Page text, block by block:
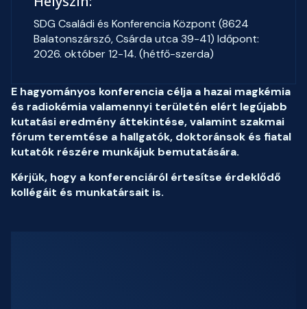
SDG Családi és Konferencia Központ (8624
Balatonszárszó, Csárda utca 39-41) Időpont:
2026. október 12-14. (hétfő-szerda)
E hagyományos konferencia célja a hazai magkémia
és radiokémia valamennyi területén elért legújabb
kutatási eredmény áttekintése, valamint szakmai
fórum teremtése a hallgatók, doktoránsok és fiatal
kutatók részére munkájuk bemutatására.
Kérjük, hogy a konferenciáról értesítse érdeklődő
kollégáit és munkatársait is.